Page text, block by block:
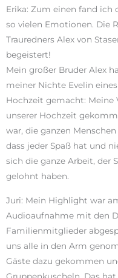
Erika: Zum einen fand ich
so vielen Emotionen. Die
Trauredners Alex von
begeistert!
Mein großer Bruder Alex
meiner Nichte Evelin
Hochzeit gemacht: Meine
unserer Hochzeit
war, die ganzen
dass jeder Spaß hat und
sich die ganze Arbeit, der
gelohnt haben.
Juri: Mein Highlight war
Audioaufnahme mit den
Familienmitglieder
uns alle in den Arm
Gäste dazu gekommen